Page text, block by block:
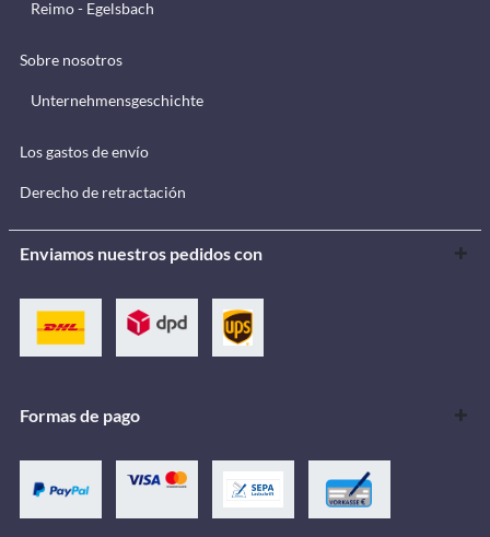
Reimo - Egelsbach
Sobre nosotros
Unternehmensgeschichte
Los gastos de envío
Derecho de retractación
Enviamos nuestros pedidos con
Formas de pago